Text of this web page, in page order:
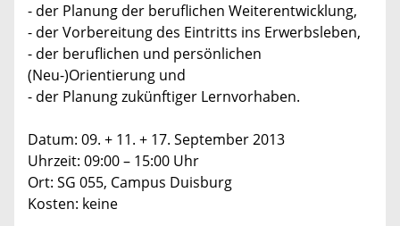
- der Planung der beruflichen Weiterentwicklung,
- der Vorbereitung des Eintritts ins Erwerbsleben,
- der beruflichen und persönlichen
(Neu-)Orientierung und
- der Planung zukünftiger Lernvorhaben.
Datum: 09. + 11. + 17. September 2013
Uhrzeit: 09:00 – 15:00 Uhr
Ort: SG 055, Campus Duisburg
Kosten: keine